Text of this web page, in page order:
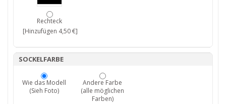
Rechteck
[Hinzufügen 4,50 €]
SOCKELFARBE
Wie das Modell
(Sieh Foto)
Andere Farbe
(alle möglichen
Farben)